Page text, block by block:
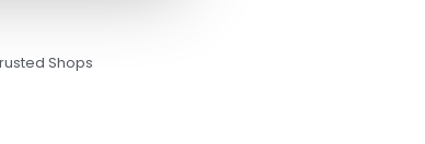
Shops